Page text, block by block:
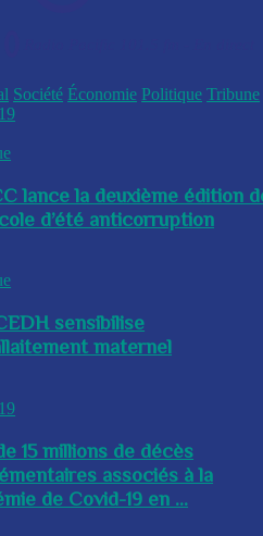
Société Économie Politique Tribune
lance la deuxième édition
d’été anticorruption
sensibilise
maternel
15 millions de décès
associés à la
de Covid-19 en ...